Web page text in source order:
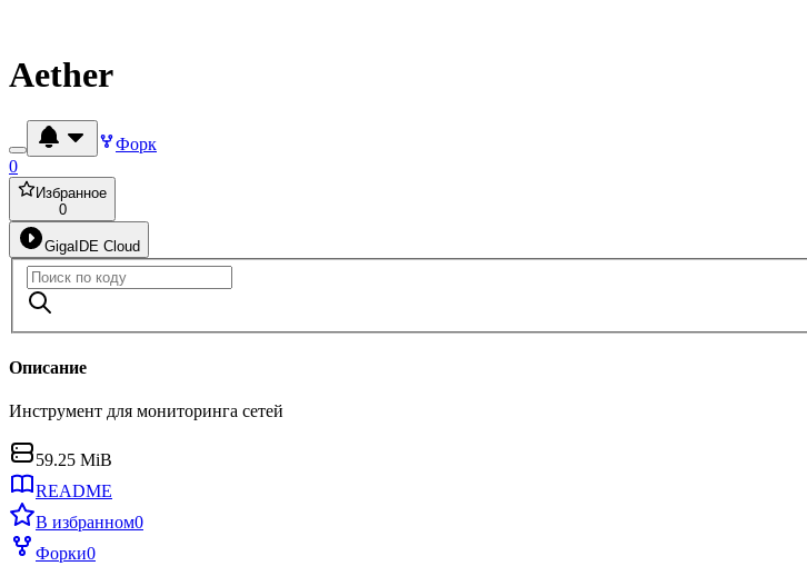
Aether
Форк
0
Избранное
0
GigaIDE Cloud
Описание
Инструмент для мониторинга сетей
59.25 MiB
README
В избранном0
Форки0